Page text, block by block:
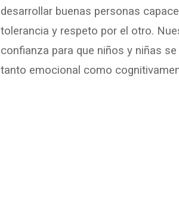
desarrollar buenas personas
tolerancia y respeto por el otro.
confianza para que niños y niñas
tanto emocional como